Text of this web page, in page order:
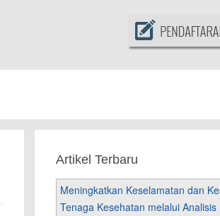
Artikel Terbaru
Meningkatkan Keselamatan dan
Tenaga Kesehatan melalui Analisis